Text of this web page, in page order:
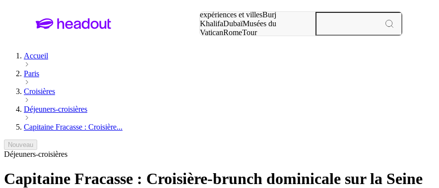
expériences et villesBurj
KhalifaDubaïMusées du
VaticanRomeTour
Accueil
Paris
Croisières
Déjeuners-croisières
Capitaine Fracasse : Croisière...
Nouveau
Déjeuners-croisières
Capitaine Fracasse : Croisière-brunch dominicale sur la Seine